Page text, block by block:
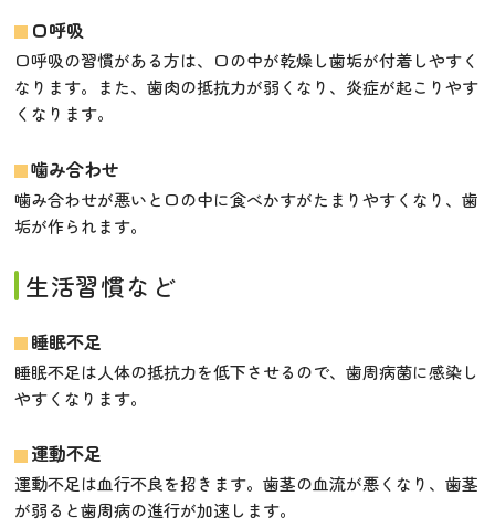
口呼吸
口呼吸の習慣がある方は、口の中が乾燥し歯垢が付着しやすく
なります。また、歯肉の抵抗力が弱くなり、炎症が起こりやす
くなります。
噛み合わせ
噛み合わせが悪いと口の中に食べかすがたまりやすくなり、歯
垢が作られます。
生活習慣など
睡眠不足
睡眠不足は人体の抵抗力を低下させるので、歯周病菌に感染し
やすくなります。
運動不足
運動不足は血行不良を招きます。歯茎の血流が悪くなり、歯茎
が弱ると歯周病の進行が加速します。